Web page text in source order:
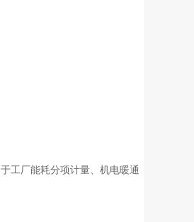
工厂能耗分项计量、机电暖通